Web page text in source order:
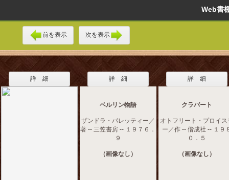
Web
前を表示 次を表示
詳 細 詳 細
ベルリン物語
ザンドラ・パレッティー／
著 -- 三笠書房 -- １９７６．
９
（画像なし）
詳 細
クラバート
オトフリート・プロイス
ー／作 -- 偕成社 -- １９
０．５
（画像なし）